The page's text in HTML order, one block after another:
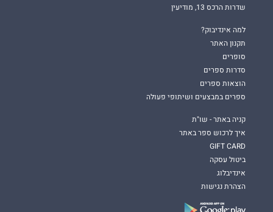
שדרות הרכס 13, מודיעין
למה אינדיבוק?
תקנון האתר
סופרים
סדרות ספרים
הוצאות ספרים
ספרים במבצעים ושיתופי פעולה
קניה באתר - שו"ת
איך לרכוש ספר באתר
GIFT CARD
ביטול עסקה
אינדיבלוג
הצהרת נגישות